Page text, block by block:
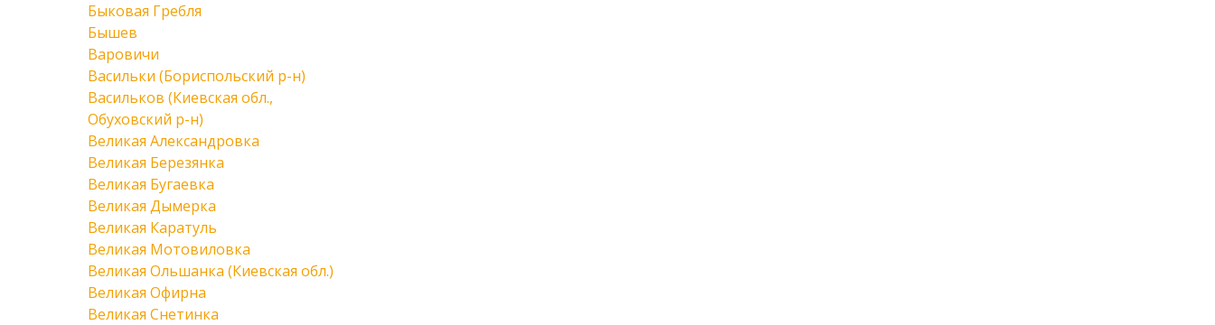
Быковая Гребля
Бышев
Варовичи
Васильки (Бориспольский р-н)
Васильков (Киевская обл.,
Обуховский р-н)
Великая Александровка
Великая Березянка
Великая Бугаевка
Великая Дымерка
Великая Каратуль
Великая Мотовиловка
Великая Ольшанка (Киевская обл.)
Великая Офирна
Великая Снетинка